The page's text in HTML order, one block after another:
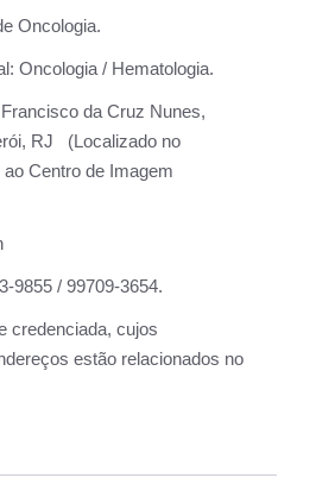
Oncologia.
Oncologia / Hematologia.
da Cruz Nunes,
RJ (Localizado no
Centro de Imagem
9855 / 99709-3654.
credenciada, cujos
estão relacionados no